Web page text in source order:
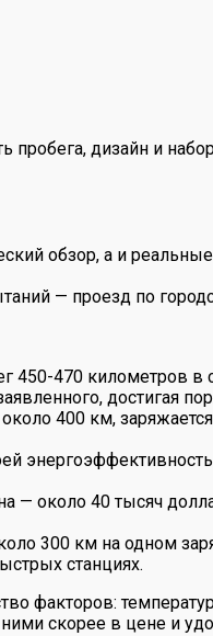
пробега, дизайн и
обзор, а и
— проезд по
450-470 километров
400 км,
— около 40 тысяч
300 км на одном
станциях.
факторов:
скорее в цене и